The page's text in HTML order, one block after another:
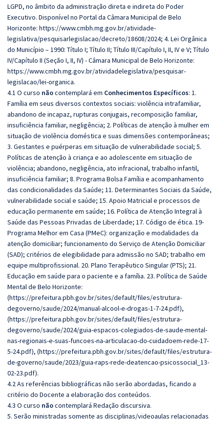
LGPD, no âmbito da administração direta e indireta do Poder
Executivo. Disponível no Portal da Câmara Municipal de Belo
Horizonte: https://www.cmbh.mg.gov.br/atividade-
legislativa/pesquisarlegislacao/decreto/18608/2024; 4. Lei Orgânica
do Município – 1990: Título I; Título II; Título III/Capítulo I, II, IV e V; Título
IV/Capítulo II (Seção I, II, IV) - Câmara Municipal de Belo Horizonte:
https://www.cmbh.mg.gov.br/atividadelegislativa/pesquisar-
legislacao/lei-organica.
4.1 O curso nãocontemplará em Conhecimentos Específicos: 1.
Família em seus diversos contextos sociais: violência intrafamiliar,
abandono de incapaz, rupturas conjugais, recomposição familiar,
insuficiência familiar, negligência; 2. Políticas de atenção à mulher em
situação de violência doméstica e suas dimensões contemporâneas;
3. Gestantes e puérperas em situação de vulnerabilidade social; 5.
Políticas de atenção à criança e ao adolescente em situação de
violência; abandono, negligência, ato infracional, trabalho infantil,
insuficiência familiar; 8. Programa Bolsa Família e acompanhamento
das condicionalidades da Saúde; 11. Determinantes Sociais da Saúde,
vulnerabilidade social e saúde; 15. Apoio Matricial e processos de
educação permanente em saúde; 16. Política de Atenção Integral à
Saúde das Pessoas Privadas de Liberdade; 17. Código de ética. 19-
Programa Melhor em Casa (PMeC): organização e modalidades da
atenção domiciliar; funcionamento do Serviço de Atenção Domiciliar
(SAD); critérios de elegibilidade para admissão no SAD; trabalho em
equipe multiprofissional. 20. Plano Terapêutico Singular (PTS); 21.
Educação em saúde para o paciente e a família. 23. Política de Saúde
Mental de Belo Horizonte:
(https://prefeitura.pbh.gov.br/sites/default/files/estrutura-
degoverno/saude/2024/manual-alcool-e-drogas-1-7-24.pdf),
(https://prefeitura.pbh.gov.br/sites/default/files/estrutura-
degoverno/saude/2024/guia-espacos-colegiados-de-saude-mental-
nas-regionais-e-suas-funcoes-na-articulacao-do-cuidadoem-rede-17-
5-24.pdf), (https://prefeitura.pbh.gov.br/sites/default/files/estrutura-
de-governo/saude/2023/guia-raps-rede-deatencao-psicossocial_13-
02-23.pdf).
4.2 As referências bibliográficas não serão abordadas, ficando a
critério do Docente a elaboração dos conteúdos.
4.3 O curso nãocontemplará Redação discursiva.
5. Serão ministradas somente as disciplinas/videoaulas relacionadas